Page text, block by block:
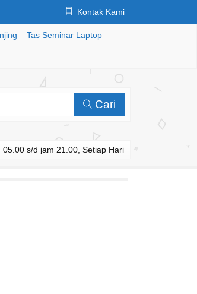
Kontak Kami
Tas Seminar Laptop
Cari
05.00 s/d jam 21.00, Setiap Hari